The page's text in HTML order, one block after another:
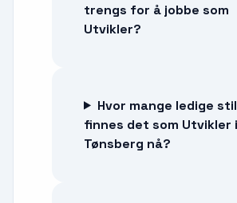
trengs for å jobbe som
Utvikler?
Hvor mange ledige
finnes det som Utvikler i
Tønsberg nå?